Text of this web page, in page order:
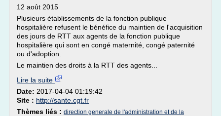
12 août 2015
Plusieurs établissements de la fonction publique
hospitalière refusent le bénéfice du maintien de l'acquisition
des jours de RTT aux agents de la fonction publique
hospitalière qui sont en congé maternité, congé paternité
ou d'adoption.
Le maintien des droits à la RTT des agents...
Lire la suite
Date: 2017-04-04 01:19:42
Site : http://sante.cgt.fr
Thèmes liés : direction generale de l'administration et de la